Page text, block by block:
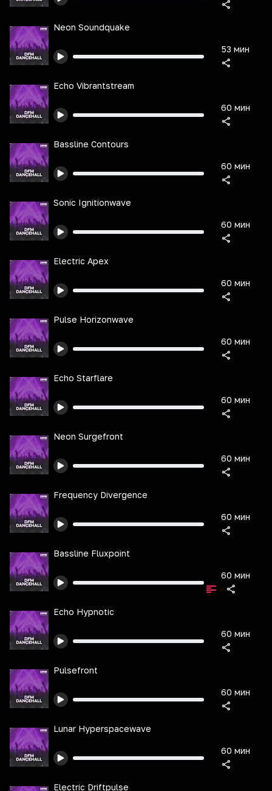
Neon Soundquake
53 мин
Echo Vibrantstream
60 мин
Bassline Contours
60 мин
Sonic Ignitionwave
60 мин
Electric Apex
60 мин
Pulse Horizonwave
60 мин
Echo Starflare
60 мин
Neon Surgefront
60 мин
Frequency Divergence
60 мин
Bassline Fluxpoint
60 мин
Echo Hypnotic
60 мин
Pulsefront
60 мин
Lunar Hyperspacewave
60 мин
Electric Driftpulse